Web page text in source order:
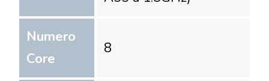
Numero
Core
8